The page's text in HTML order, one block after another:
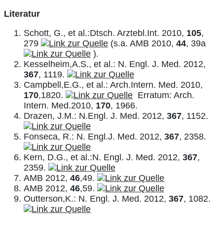
Literatur
Schott, G., et al.:Dtsch. Arztebl.Int. 2010, 105,
279
(s.a. AMB 2010, 44, 39a
).
Kesselheim,A.S., et al.: N. Engl. J. Med. 2012,
367, 1119.
Campbell,E.G., et al.: Arch.Intern. Med. 2010,
170,1820.
Erratum: Arch.
Intern. Med.2010, 170, 1966.
Drazen, J.M.: N.Engl. J. Med. 2012, 367, 1152.
Fonseca, R.: N. Engl.J. Med. 2012, 367, 2358.
Kern, D.G., et al.:N. Engl. J. Med. 2012, 367,
2359.
AMB 2012, 46,49.
AMB 2012, 46,59.
Outterson,K.: N. Engl. J. Med. 2012, 367, 1082.